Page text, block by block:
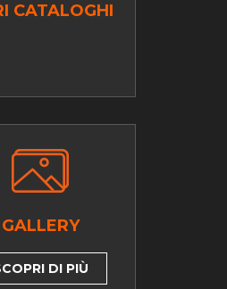
CATALOGHI
GALLERY
DI PIÙ